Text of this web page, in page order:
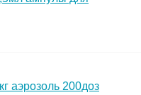
аэрозоль 200доз